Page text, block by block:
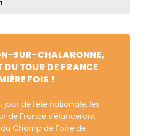
SUR-CHALARONNE,
DU TOUR DE FRANCE
FOIS !
, jour de fête nationale, les
de France s’élanceront
Champ de Foire de